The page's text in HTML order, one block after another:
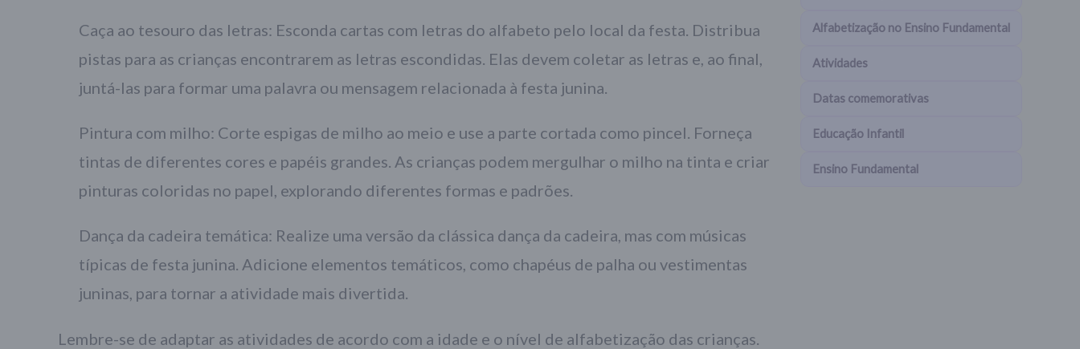
Caça ao tesouro das letras: Esconda cartas com letras do alfabeto pelo local da festa. Distribua
pistas para as crianças encontrarem as letras escondidas. Elas devem coletar as letras e, ao final,
juntá-las para formar uma palavra ou mensagem relacionada à festa junina.
Pintura com milho: Corte espigas de milho ao meio e use a parte cortada como pincel. Forneça
tintas de diferentes cores e papéis grandes. As crianças podem mergulhar o milho na tinta e criar
pinturas coloridas no papel, explorando diferentes formas e padrões.
Dança da cadeira temática: Realize uma versão da clássica dança da cadeira, mas com músicas
típicas de festa junina. Adicione elementos temáticos, como chapéus de palha ou vestimentas
juninas, para tornar a atividade mais divertida.
Lembre-se de adaptar as atividades de acordo com a idade e o nível de alfabetização das crianças.
Alfabetização no Ensino Fundamental
Atividades
Datas comemorativas
Educação Infantil
Ensino Fundamental